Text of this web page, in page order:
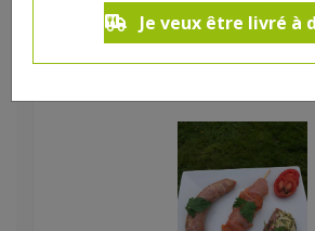
Je veux être livré à
DANS LA MÊME